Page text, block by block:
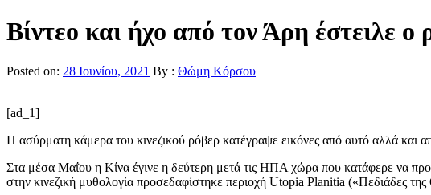
Βίντεο και ήχο από τον Άρη έστειλε ο
Posted on: 28 Ιουνίου, 2021 By : Θώμη Κόρσου
[ad_1]
Η ασύρματη κάμερα του κινεζικού ρόβερ κατέγραψε εικόνες από αυτό αλλά και
Στα μέσα Μαΐου η Κίνα έγινε η δεύτερη μετά τις ΗΠΑ χώρα που κατάφερε να
στην κινεζική μυθολογία προσεδαφίστηκε περιοχή Utopia Planitia («Πεδιάδες